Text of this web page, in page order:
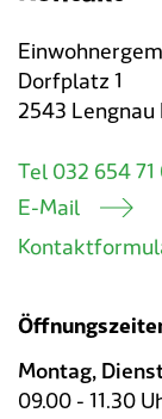
Dorfplatz 1
2543 Lengnau
Tel 032 654 71
E-Mail
Montag,
09.00 - 11.30